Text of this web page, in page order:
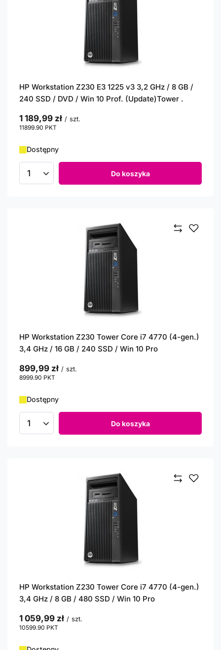
HP Workstation Z230 E3 1225 v3 3,2 GHz / 8 GB /
240 SSD / DVD / Win 10 Prof. (Update)Tower .
1 189,99 zł / szt.
11899.90 PKT
Dostępny
Ilość produktów Do koszyka
HP Workstation Z230 Tower Core i7 4770 (4-gen.)
3,4 GHz / 16 GB / 240 SSD / Win 10 Pro
899,99 zł / szt.
8999.90 PKT
Dostępny
Ilość produktów Do koszyka
HP Workstation Z230 Tower Core i7 4770 (4-gen.)
3,4 GHz / 8 GB / 480 SSD / Win 10 Pro
1 059,99 zł / szt.
10599.90 PKT